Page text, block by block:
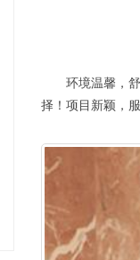
环境温馨，舒
择！项目新颖，